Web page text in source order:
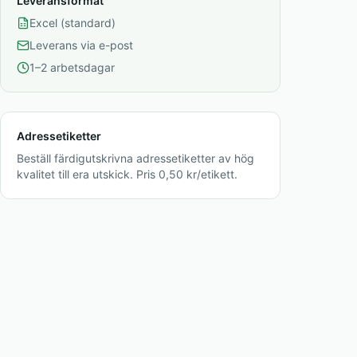
Excel (standard)
Leverans via e-post
1–2 arbetsdagar
Adressetiketter
Beställ färdigutskrivna adressetiketter av hög
kvalitet till era utskick. Pris 0,50 kr/etikett.